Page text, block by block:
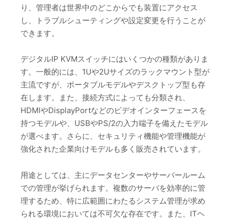
り、管理者は世界中のどこからでも装置にアクセス
し、トラブルシューティングや設定変更を行うことが
できます。
デジタルIP KVMスイッチにはいくつかの種類がありま
す。一般的には、1Uや2Uサイズのラックマウント型が
主流ですが、ポータブルモデルやデスクトップ型も存
在します。また、接続方式によっても分類され、
HDMIやDisplayPortなどのビデオインターフェースを
持つモデルや、USBやPS/2の入力端子を備えたモデル
が選べます。さらに、セキュリティ機能や管理機能が
強化された企業向けモデルも多く販売されています。
用途としては、主にデータセンターやサーバールーム
での管理が挙げられます。複数のサーバを効率的に管
理するため、特に広範囲にわたるシステム管理が求め
られる環境においては不可欠な存在です。また、ITヘ